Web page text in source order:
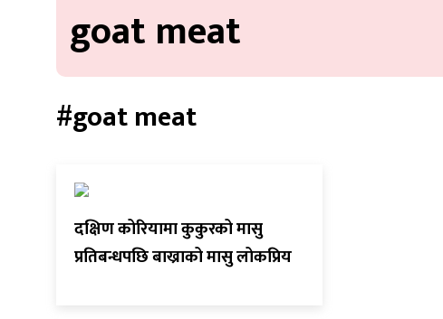
goat meat
#goat meat
दक्षिण कोरियामा कुकुरको मासु
प्रतिबन्धपछि बाख्राको मासु लोकप्रिय